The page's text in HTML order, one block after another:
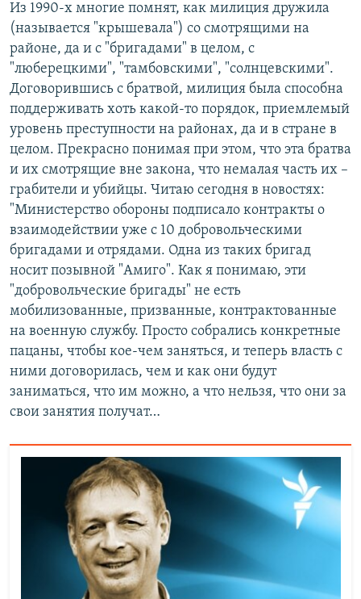
Из 1990-х многие помнят, как милиция дружила
(называется "крышевала") со смотрящими на
районе, да и с "бригадами" в целом, с
"люберецкими", "тамбовскими", "солнцевскими".
Договорившись с братвой, милиция была способна
поддерживать хоть какой-то порядок, приемлемый
уровень преступности на районах, да и в стране в
целом. Прекрасно понимая при этом, что эта братва
и их смотрящие вне закона, что немалая часть их –
грабители и убийцы. Читаю сегодня в новостях:
"Министерство обороны подписало контракты о
взаимодействии уже с 10 добровольческими
бригадами и отрядами. Одна из таких бригад
носит позывной "Амиго". Как я понимаю, эти
"добровольческие бригады" не есть
мобилизованные, призванные, контрактованные
на военную службу. Просто собрались конкретные
пацаны, чтобы кое-чем заняться, и теперь власть с
ними договорилась, чем и как они будут
заниматься, что им можно, а что нельзя, что они за
свои занятия получат…